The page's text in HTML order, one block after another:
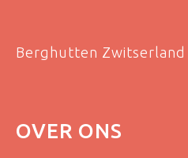
Berghutten Zwitserland
OVER ONS